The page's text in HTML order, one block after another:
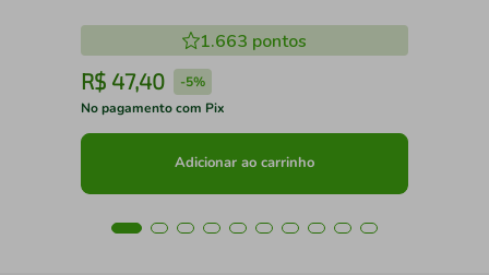
1.663 pontos
R$ 47,40 -5%
No pagamento com Pix
Adicionar ao carrinho